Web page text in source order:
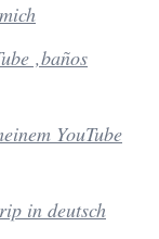
‚baños
YouTube
in deutsch